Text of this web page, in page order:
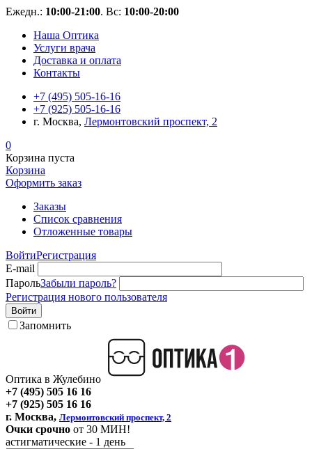
Ежедн.: 10:00-21:00. Вс: 10:00-20:00
Наша Оптика
Услуги врача
Доставка и оплата
Контакты
+7 (495) 505-16-16
+7 (925) 505-16-16
г. Москва, Лермонтовский проспект, 2
0
Корзина пуста
Корзина
Оформить заказ
Заказы
Список сравнения
Отложенные товары
ВойтиРегистрация
E-mail
ПарольЗабыли пароль?
Регистрация нового пользователя
Войти
Запомнить
Оптика в Жулебино
+7 (495) 505 16 16
+7 (925) 505 16 16
г. Москва, Лермонтовский проспект, 2
Очки срочно от 30 МИН!
астигматические - 1 день